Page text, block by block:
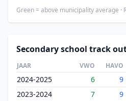
Green = above municipality average ·
Secondary school track
JAAR VWO HAVO
2024-2025 6 9
2023-2024
7 9